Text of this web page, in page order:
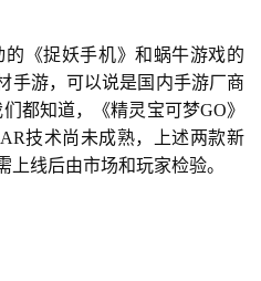
《捉妖手机》和蜗牛游戏的
手游，可以说是国内手游厂商
都知道，《精灵宝可梦GO》
技术尚未成熟，上述两款新
线后由市场和玩家检验。